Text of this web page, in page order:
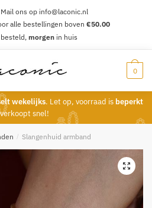
ons op info@laconic.nl
alle bestellingen boven €50.00
besteld, morgen in huis
0
wekelijks. Let op, voorraad is beperkt
snel!
/ Slangenhuid armband
🔍